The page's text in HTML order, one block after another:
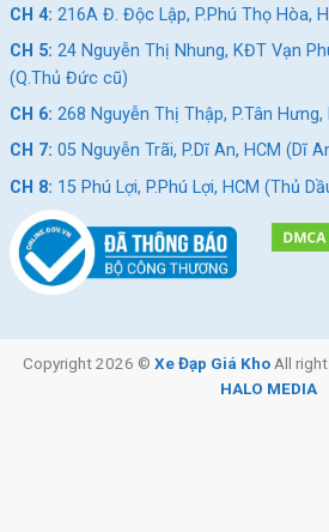
CH 4: 216A Đ. Độc Lập, P.Phú Thọ Hòa,
CH 5: 24 Nguyễn Thị Nhung, KĐT Vạn
(Q.Thủ Đức cũ)
CH 6: 268 Nguyễn Thị Thập, P.Tân
CH 7: 05 Nguyễn Trãi, P.Dĩ An, HCM (Dĩ
CH 8: 15 Phú Lợi, P.Phú Lợi, HCM (Thủ
Copyright 2026 © Xe Đạp Giá Kho All
HALO MEDIA